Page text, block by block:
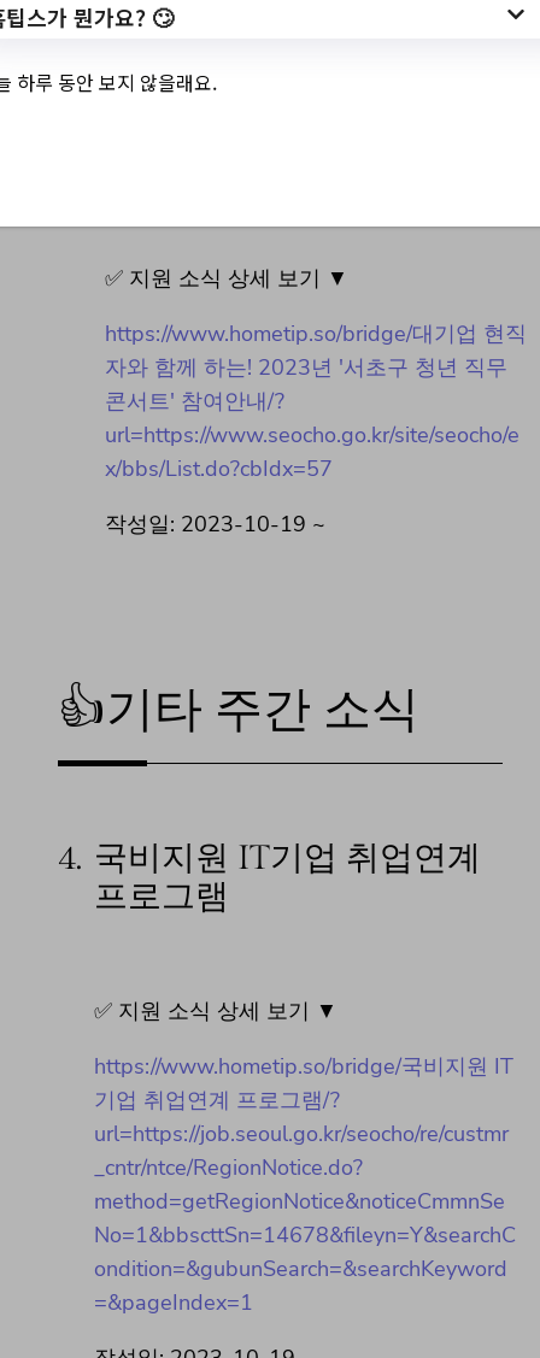
께 하는! 2023년 '서
초구 청년 직무콘서
✅ 지원 소식 상세 보기 ▼
https://www.hometip.so/bridge/대기업 현직
자와 함께 하는! 2023년 '서초구 청년 직무
콘서트' 참여안내/?
url=https://www.seocho.go.kr/site/seocho/e
x/bbs/List.do?cbIdx=57
작성일: 2023-10-19 ~
👍기타 주간 소식
4. 국비지원 IT기업 취업연계
프로그램
✅ 지원 소식 상세 보기 ▼
https://www.hometip.so/bridge/국비지원 IT
기업 취업연계 프로그램/?
url=https://job.seoul.go.kr/seocho/re/custmr
_cntr/ntce/RegionNotice.do?
method=getRegionNotice&noticeCmmnSe
No=1&bbscttSn=14678&fileyn=Y&searchC
ondition=&gubunSearch=&searchKeyword
=&pageIndex=1
팁스가 뭔가요? 🙄
하루 동안 보지 않을래요.